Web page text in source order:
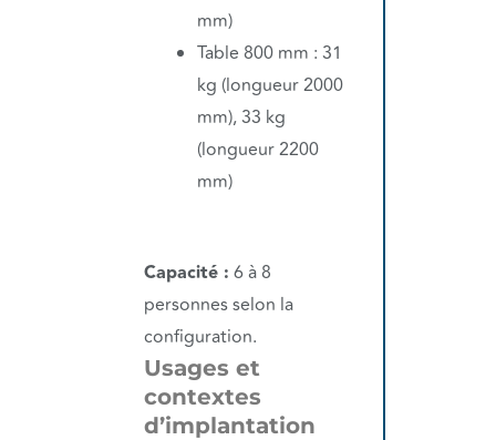
mm)
Table 800 mm : 31
kg (longueur 2000
mm), 33 kg
(longueur 2200
mm)
Capacité : 6 à 8
personnes selon la
configuration.
Usages et
contextes
d’implantation